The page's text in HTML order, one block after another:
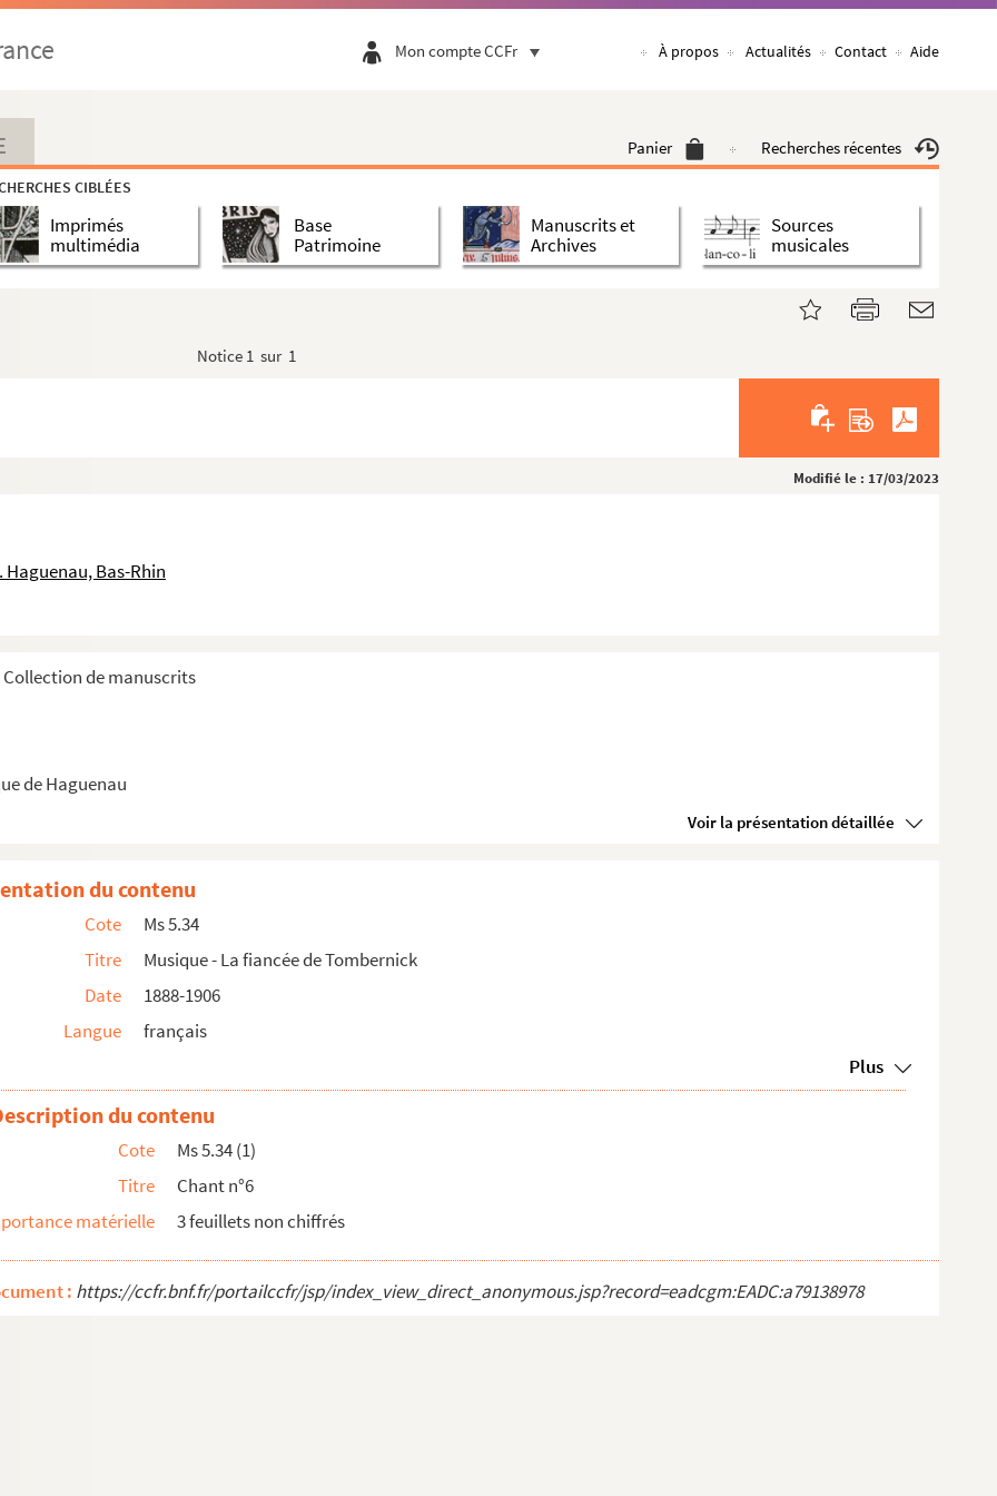
Mon compte CCFr À propos Actualités Contact Aide
Panier Recherches récentes
CIBLÉES
Imprimés
multimédia
Base
Patrimoine
Manuscrits et
Archives
Sources
musicales
Notice 1 sur 1
Modifié le : 17/03/2023
Haguenau, Bas-Rhin
de manuscrits
de Haguenau
Voir la présentation détaillée
du contenu
Cote
Ms 5.34
Titre
Musique - La fiancée de Tombernick
Date
1888-1906
Langue
français
Plus
du contenu
Cote
Ms 5.34 (1)
Titre
Chant n°6
matérielle
3 feuillets non chiffrés
: https://ccfr.bnf.fr/portailccfr/jsp/index_view_direct_anonymous.jsp?record=eadcgm:EADC:a79138978